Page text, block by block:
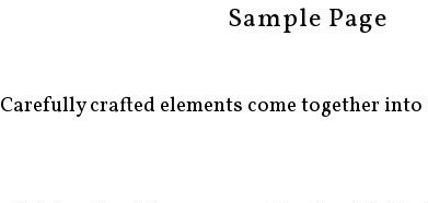
Sample Page
Carefully crafted elements come together into